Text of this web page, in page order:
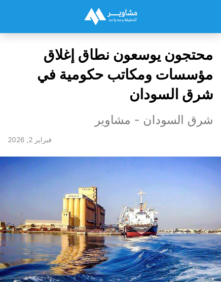
محتجون يوسعون نطاق إغلاق
مؤسسات ومكاتب حكومية في
شرق السودان
شرق السودان - مشاوير
فبراير 2, 2026